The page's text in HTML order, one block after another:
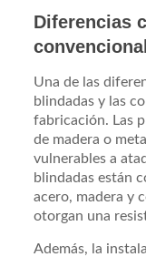
Diferencias
Una de las
blindadas y las
fabricación. Las
de madera o
vulnerables a
blindadas están
acero, madera y
otorgan una
Además, la